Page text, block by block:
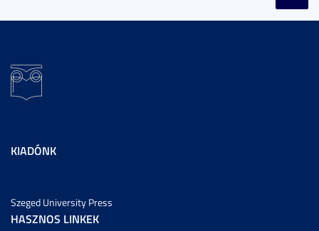
KIADÓNK
Szeged University Press
HASZNOS LINKEK